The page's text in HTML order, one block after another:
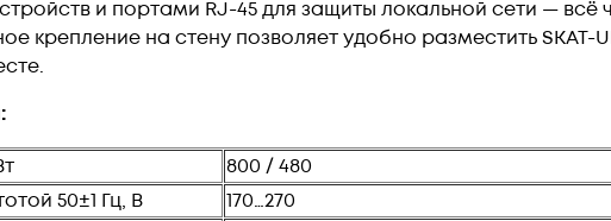
и портами RJ-45 для защиты локальной сети —
крепление на стену позволяет удобно разместить SKAT-
800 / 480
50±1 Гц, В
170…270